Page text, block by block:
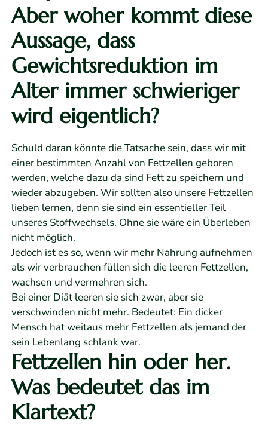
Aber woher kommt diese
Aussage, dass
Gewichtsreduktion im
Alter immer schwieriger
wird eigentlich?
Schuld daran könnte die Tatsache sein, dass wir mit
einer bestimmten Anzahl von Fettzellen geboren
werden, welche dazu da sind Fett zu speichern und
wieder abzugeben. Wir sollten also unsere Fettzellen
lieben lernen, denn sie sind ein essentieller Teil
unseres Stoffwechsels. Ohne sie wäre ein Überleben
nicht möglich.
Jedoch ist es so, wenn wir mehr Nahrung aufnehmen
als wir verbrauchen füllen sich die leeren Fettzellen,
wachsen und vermehren sich.
Bei einer Diät leeren sie sich zwar, aber sie
verschwinden nicht mehr. Bedeutet: Ein dicker
Mensch hat weitaus mehr Fettzellen als jemand der
sein Lebenlang schlank war.
Fettzellen hin oder her.
Was bedeutet das im
Klartext?